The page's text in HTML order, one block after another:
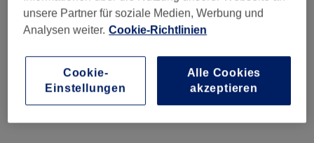
Nagelmodellage 5)
Augenbrauen & Wimpernbehandlungen (4) ab 10 €
Wimpernverlängerungen ) ab 10 €
unsere Partner für soziale Medien, Werbung und
Analysen weiter. Cookie-Richtlinien
Cookie-
Einstellungen
Alle Cookies
akzeptieren